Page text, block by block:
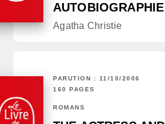
AUTOBIOGRAPHIE
Agatha Christie
PARUTION : 11/10/2006
160 PAGES
ROMANS